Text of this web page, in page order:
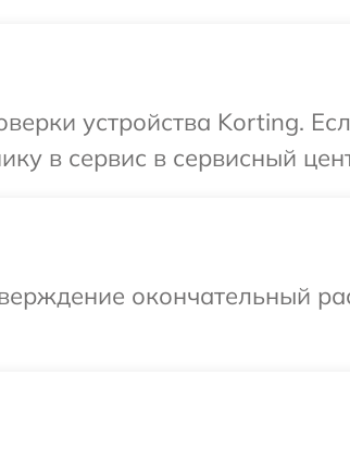
устройства Korting.
в сервис в сервисный
окончательный